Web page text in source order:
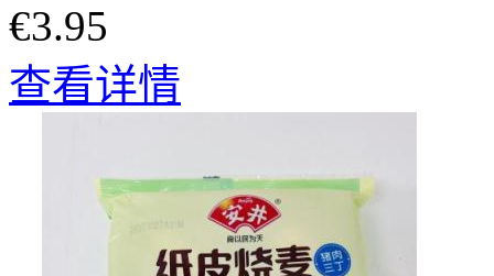
€3.95
查看详情